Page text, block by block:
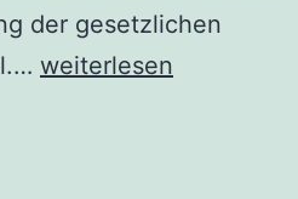
der gesetzlichen
weiterlesen